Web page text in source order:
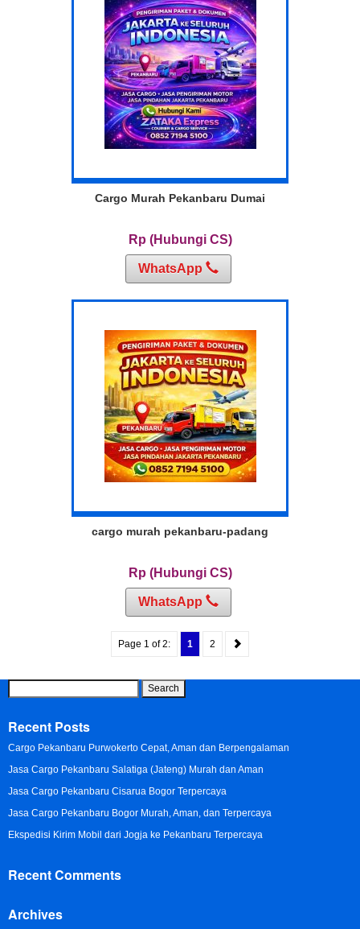
Cargo Murah Pekanbaru Dumai
Rp (Hubungi CS)
WhatsApp
cargo murah pekanbaru-padang
Rp (Hubungi CS)
WhatsApp
Page 1 of 2: 1 2
for:
Recent Posts
Cargo Pekanbaru Purwokerto Cepat, Aman dan Berpengalaman
Jasa Cargo Pekanbaru Salatiga (Jateng) Murah dan Aman
Jasa Cargo Pekanbaru Cisarua Bogor Terpercaya
Jasa Cargo Pekanbaru Bogor Murah, Aman, dan Terpercaya
Ekspedisi Kirim Mobil dari Jogja ke Pekanbaru Terpercaya
Recent Comments
Archives